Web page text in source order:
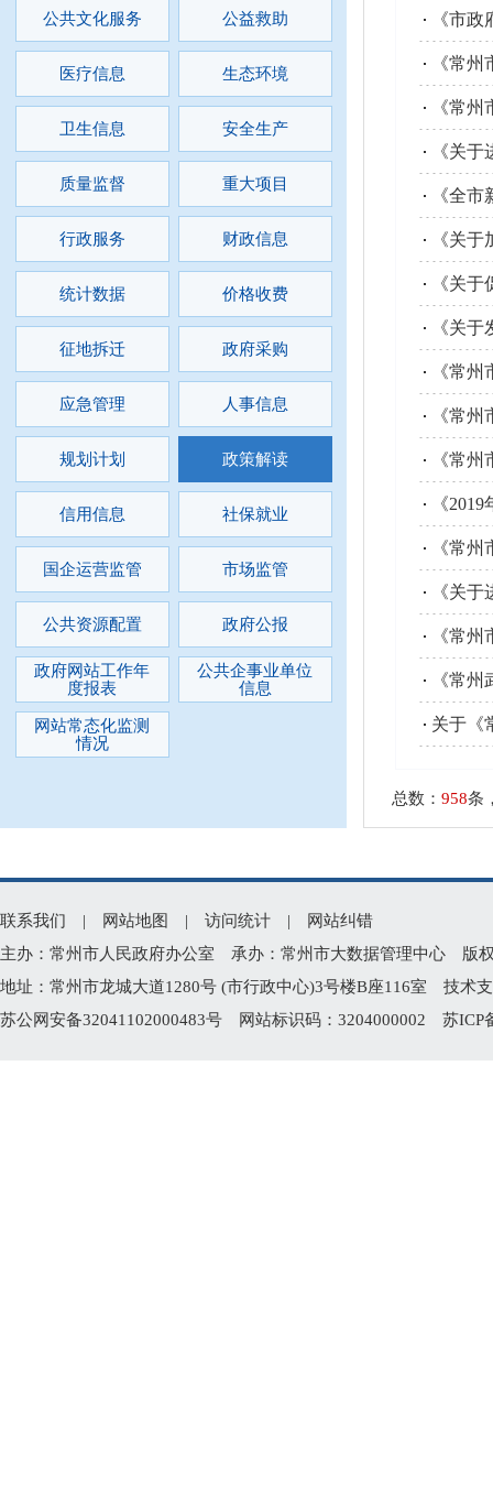
公共文化服务 公益救助
医疗信息 生态环境
卫生信息 安全生产
质量监督 重大项目
行政服务 财政信息
统计数据 价格收费
征地拆迁 政府采购
应急管理 人事信息
规划计划 政策解读
信用信息 社保就业
国企运营监管 市场监管
公共资源配置 政府公报
政府网站工作年
度报表
公共企事业单位
信息
网站常态化监测
情况
《市
《常
《常
《关
《全
《关
《关
《关
《常
《常
《常
《
《常
《关
《常
《常
关于《
总数： 958条
联系我们 | 网站地图 | 访问统计 |
网站纠错
主办：常州市人民政府办公室 承办：常州市大数据管理中心 版
地址：常州市龙城大道1280号 (市行政中心)3号楼B座116室 技术
苏公网安备32041102000483号 网站标识码：3204000002 苏ICP